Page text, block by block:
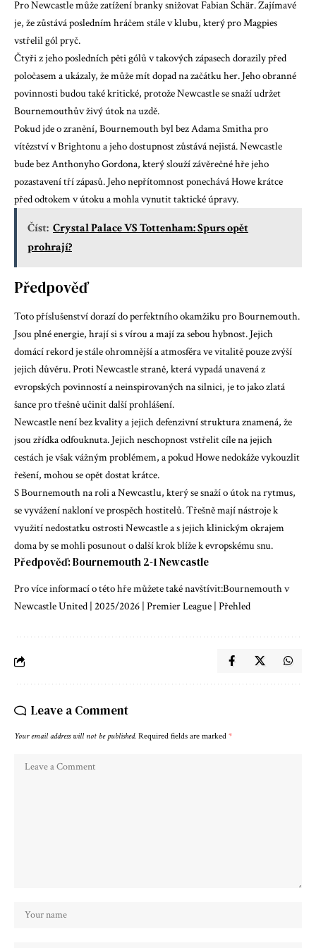
Pro Newcastle může zatížení branky snižovatFabian Schär. Zajímavé
je, že zůstává posledním hráčem stále v klubu, který pro Magpies
vstřelil gól pryč.
Čtyři z jeho posledních pěti gólů v takových zápasech dorazily před
poločasem a ukázaly, že může mít dopad na začátku her. Jeho obranné
povinnosti budou také kritické, protože Newcastle se snaží udržet
Bournemouthův živý útok na uzdě.
Pokud jde o zranění, Bournemouth byl bez Adama Smitha pro
vítězství v Brightonu a jeho dostupnost zůstává nejistá. Newcastle
bude bez Anthonyho Gordona, který slouží závěrečné hře jeho
pozastavení tří zápasů. Jeho nepřítomnost ponechává Howe krátce
před odtokem v útoku a mohla vynutit taktické úpravy.
Číst: Crystal Palace VS Tottenham: Spurs opět
prohrají?
Předpověď
Toto příslušenství dorazí do perfektního okamžiku pro Bournemouth.
Jsou plné energie, hrají si s vírou a mají za sebou hybnost. Jejich
domácí rekord je stále ohromnější a atmosféra ve vitalitě pouze zvýší
jejich důvěru. Proti Newcastle straně, která vypadá unavená z
evropských povinností a neinspirovaných na silnici, je to jako zlatá
šance pro třešně učinit další prohlášení.
Newcastle není bez kvality a jejich defenzivní struktura znamená, že
jsou zřídka odfouknuta. Jejich neschopnost vstřelit cíle na jejich
cestách je však vážným problémem, a pokud Howe nedokáže vykouzlit
řešení, mohou se opět dostat krátce.
S Bournemouth na roli a Newcastlu, který se snaží o útok na rytmus,
se vyvážení nakloní ve prospěch hostitelů. Třešně mají nástroje k
využití nedostatku ostrosti Newcastle a s jejich klinickým okrajem
doma by se mohli posunout o další krok blíže k evropskému snu.
Předpověď: Bournemouth 2-1 Newcastle
Pro více informací o této hře můžete také navštívit:Bournemouth v
Newcastle United | 2025/2026 | Premier League | Přehled
Leave a Comment
Your email address will not be published. Required fields are marked *